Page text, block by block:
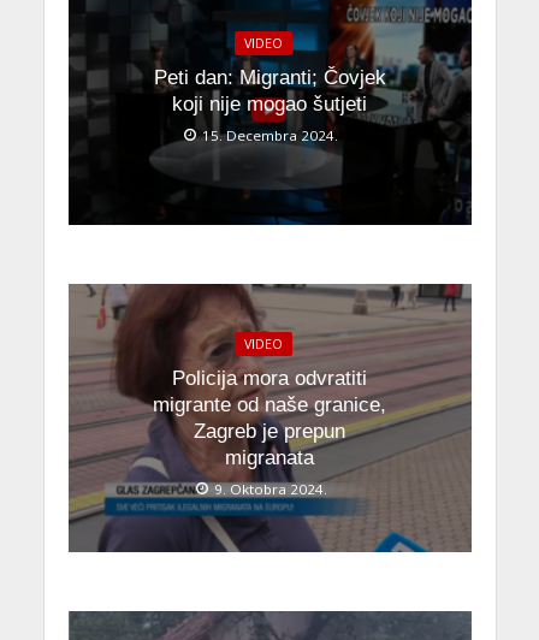
VIDEO
Peti dan: Migranti; Čovjek
koji nije mogao šutjeti
15. Decembra 2024.
VIDEO
Policija mora odvratiti
migrante od naše granice,
Zagreb je prepun
migranata
9. Oktobra 2024.